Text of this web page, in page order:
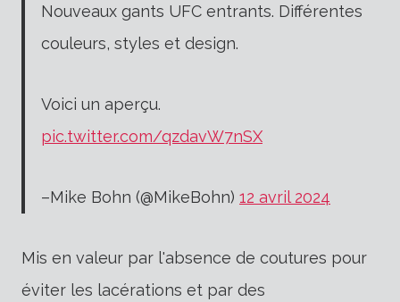
Nouveaux gants UFC entrants. Différentes
couleurs, styles et design.
Voici un aperçu.
pic.twitter.com/qzdavW7nSX
–Mike Bohn (@MikeBohn) 12 avril 2024
Mis en valeur par l'absence de coutures pour
éviter les lacérations et par des